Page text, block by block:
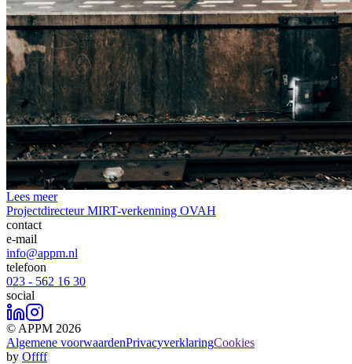
Lees meer
Projectdirecteur MIRT-verkenning OVAH
contact
e-mail
info@appm.nl
telefoon
023 - 562 16 30
social
© APPM 2026
Algemene voorwaardenPrivacyverklaringCookies
by Offff